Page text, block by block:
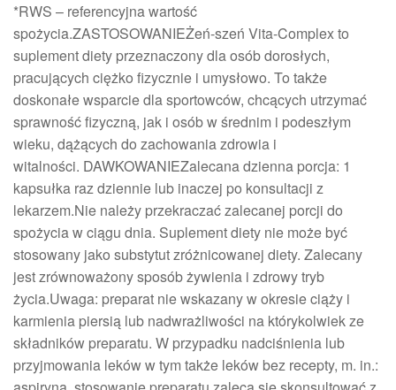
*RWS – referencyjna wartość
spożycia.ZASTOSOWANIEŻeń-szeń Vita-Complex to
suplement diety przeznaczony dla osób dorosłych,
pracujących ciężko fizycznie i umysłowo. To także
doskonałe wsparcie dla sportowców, chcących utrzymać
sprawność fizyczną, jak i osób w średnim i podeszłym
wieku, dążących do zachowania zdrowia i
witalności. DAWKOWANIEZalecana dzienna porcja: 1
kapsułka raz dziennie lub inaczej po konsultacji z
lekarzem.Nie należy przekraczać zalecanej porcji do
spożycia w ciągu dnia. Suplement diety nie może być
stosowany jako substytut zróżnicowanej diety. Zalecany
jest zrównoważony sposób żywienia i zdrowy tryb
życia.Uwaga: preparat nie wskazany w okresie ciąży i
karmienia piersią lub nadwrażliwości na którykolwiek ze
składników preparatu. W przypadku nadciśnienia lub
przyjmowania leków w tym także leków bez recepty, m. in.: